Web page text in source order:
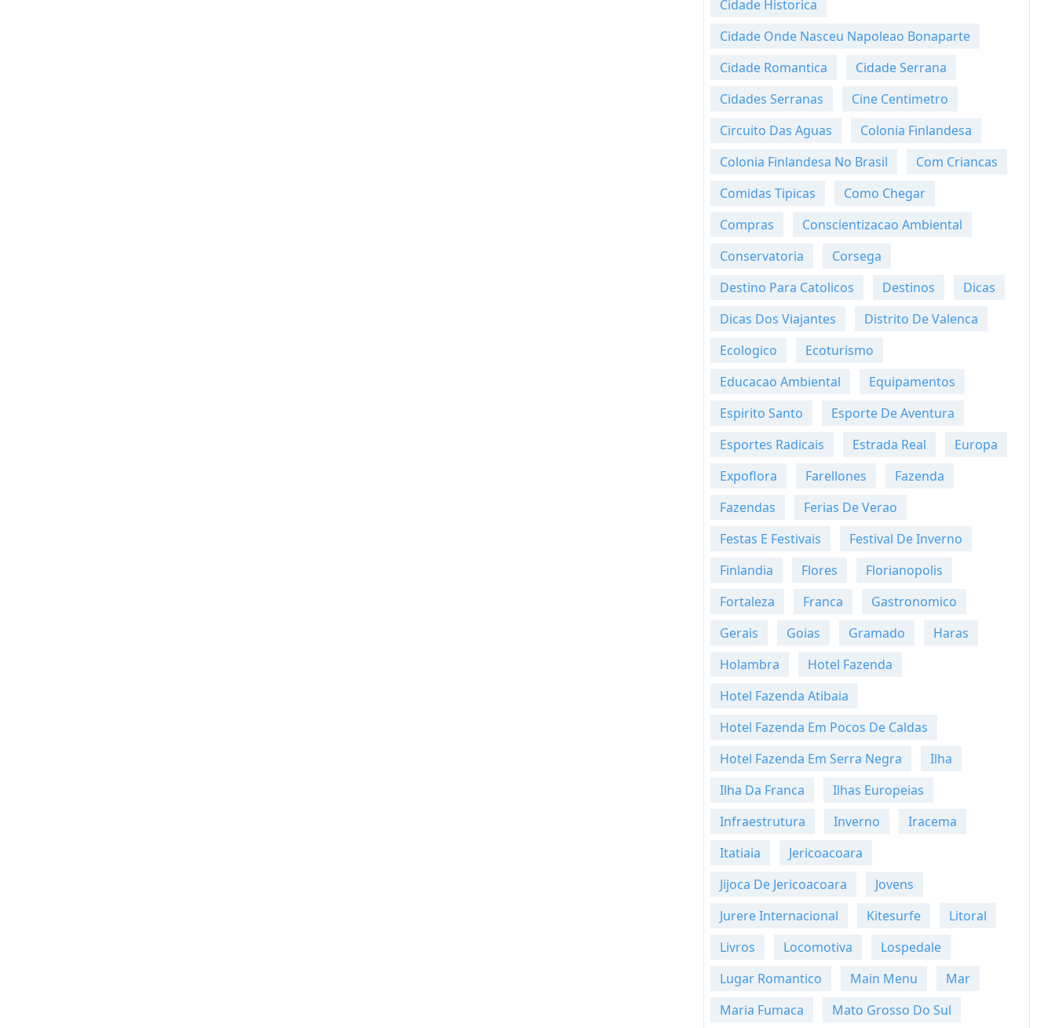
Cidade Historica
Cidade Onde Nasceu Napoleao Bonaparte
Cidade Romantica
Cidade Serrana
Cidades Serranas
Cine Centimetro
Circuito Das Aguas
Colonia Finlandesa
Colonia Finlandesa No Brasil
Com Criancas
Comidas Tipicas
Como Chegar
Compras
Conscientizacao Ambiental
Conservatoria
Corsega
Destino Para Catolicos
Destinos
Dicas
Dicas Dos Viajantes
Distrito De Valenca
Ecologico
Ecoturismo
Educacao Ambiental
Equipamentos
Espirito Santo
Esporte De Aventura
Esportes Radicais
Estrada Real
Europa
Expoflora
Farellones
Fazenda
Fazendas
Ferias De Verao
Festas E Festivais
Festival De Inverno
Finlandia
Flores
Florianopolis
Fortaleza
Franca
Gastronomico
Gerais
Goias Gramado
Haras
Holambra
Hotel Fazenda
Hotel Fazenda Atibaia
Hotel Fazenda Em Pocos De Caldas
Hotel Fazenda Em Serra Negra
Ilha
Ilha Da Franca
Ilhas Europeias
Infraestrutura
Inverno
Iracema
Itatiaia
Jericoacoara
Jijoca De Jericoacoara
Jovens
Jurere Internacional
Kitesurfe
Litoral
Livros
Locomotiva
Lospedale
Lugar Romantico
Main Menu
Mar
Maria Fumaca
Mato Grosso Do Sul